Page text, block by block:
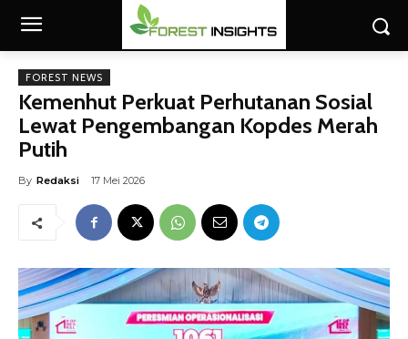
FOREST NEWS
Kemenhut Perkuat Perhutanan Sosial
Lewat Pengembangan Kopdes Merah
Putih
By Redaksi 17 Mei 2026